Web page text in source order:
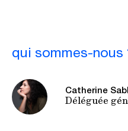
qui sommes-nous
Catherine
Déléguée